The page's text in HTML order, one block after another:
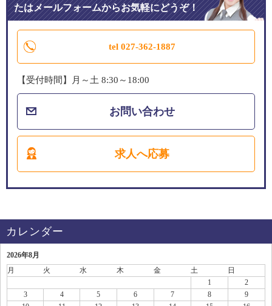
たはメールフォームからお気軽にどうぞ！
tel 027-362-1887
【受付時間】月～土 8:30～18:00
お問い合わせ
求人へ応募
カレンダー
2026年8月
月
火 水 木 金 土
日
1
2
3
4 5 6 7 8
9